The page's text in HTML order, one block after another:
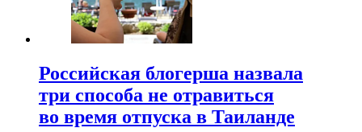
Российская блогерша назвала
три способа не отравиться
во время отпуска в Таиланде